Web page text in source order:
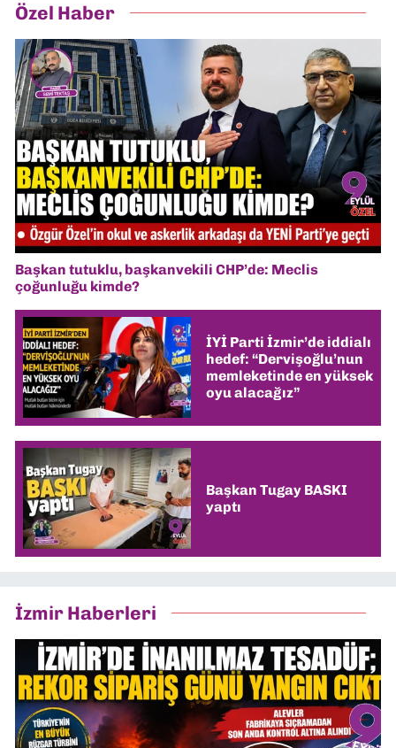
Özel Haber
Başkan tutuklu, başkanvekili CHP’de: Meclis
çoğunluğu kimde?
İYİ Parti İzmir’de iddialı
hedef: “Dervişoğlu’nun
memleketinde en yüksek
oyu alacağız”
Başkan Tugay BASKI
yaptı
İzmir Haberleri